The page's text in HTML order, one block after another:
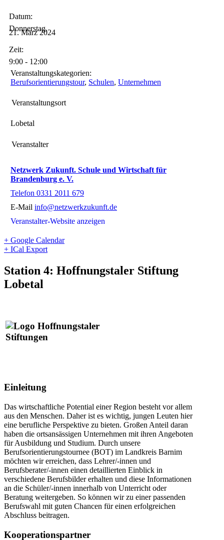
Datum:
Donnerstag,
21.März 2024
Zeit:
9:00 - 12:00
Veranstaltungs­kategorien:
Berufsorientierungstour, Schulen, Unternehmen
Veranstaltungsort
Lobetal
Veranstalter
Netzwerk Zukunft. Schule und Wirtschaft für
Brandenburg e. V.
Telefon 0331 2011 679
E-Mail info@netzwerkzukunft.de
Veranstalter-Website anzeigen
+ Google Calendar
+ ICal Export
Station 4: Hoffnungstaler Stiftung
Lobetal
Einleitung
Das wirtschaftliche Potential einer Region besteht vor allem
aus den Menschen. Daher ist es wichtig, jungen Leuten hier
eine berufliche Perspektive zu bieten. Großen Anteil daran
haben die ortsansässigen Unternehmen mit ihren Angeboten
für Ausbildung und Studium. Durch unsere
Berufsorientierungstournee (BOT) im Landkreis Barnim
möchten wir erreichen, dass Lehrer/-innen und
Berufsberater/-innen einen detaillierten Einblick in
verschiedene Berufsbilder erhalten und diese Informationen
an die Schüler/-innen innerhalb von Unterricht oder
Beratung weitergeben. So können wir zu einer passenden
Berufswahl mit guten Chancen für einen erfolgreichen
Abschluss beitragen.
Kooperationspartner